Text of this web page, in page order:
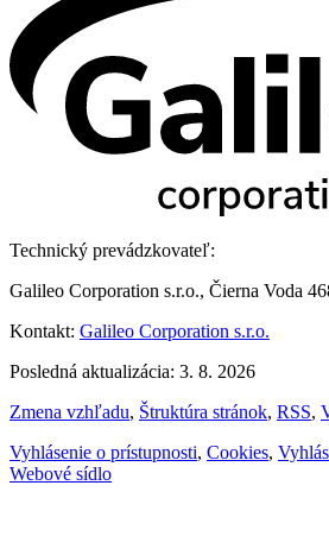
Technický prevádzkovateľ:
Galileo Corporation s.r.o., Čierna Voda
Kontakt: Galileo Corporation s.r.o.
Posledná aktualizácia: 3. 8. 2026
Zmena vzhľadu, Štruktúra stránok, RSS,
Vyhlásenie o prístupnosti, Cookies,
Webové sídlo